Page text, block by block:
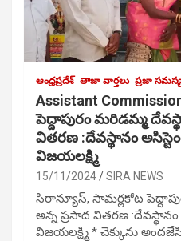
ఆంధ్రప్రదేశ్ తాజా వార్తలు ప్రజా
Assistant
పెద్దాపురం మరిడమ్మ
వితరణ :దేవస్థానం
విజయలక్ష్మి
15/11/2024 SIRA NEWS
సిరాన్యూస్, సామర్లకోట
అన్న ప్రసాద వితరణ
విజయలక్ష్మి * చెక్కును